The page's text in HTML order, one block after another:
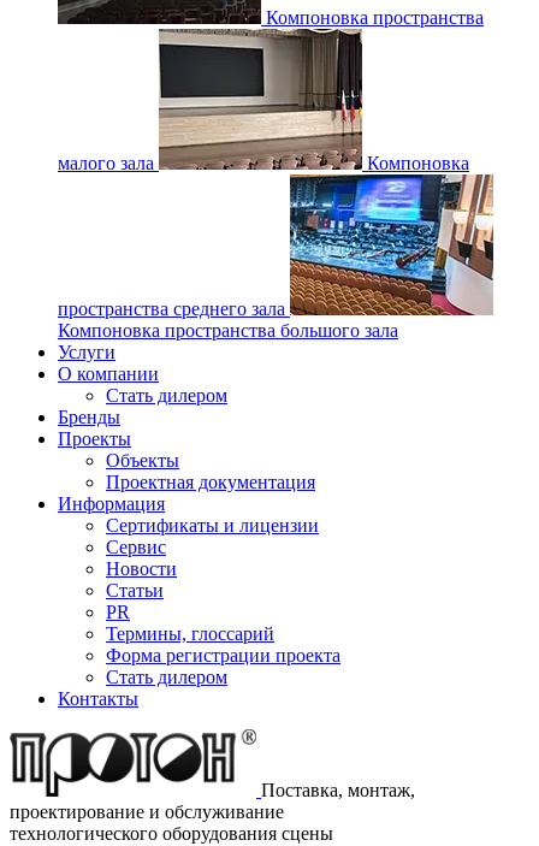
Компоновка пространства
малого зала Компоновка
пространства среднего зала
Компоновка пространства большого зала
Услуги
О компании
Стать дилером
Бренды
Проекты
Объекты
Проектная документация
Информация
Сертификаты и лицензии
Сервис
Новости
Статьи
PR
Термины, глоссарий
Форма регистрации проекта
Стать дилером
Контакты
Поставка, монтаж,
проектирование и обслуживание
технологического оборудования сцены